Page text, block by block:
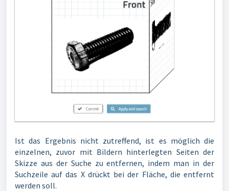
Ist das Ergebnis nicht zutreffend, ist es möglich die
einzelnen, zuvor mit Bildern hinterlegten Seiten der
Skizze aus der Suche zu entfernen, indem man in der
Suchzeile auf das X drückt bei der Fläche, die entfernt
werden soll.